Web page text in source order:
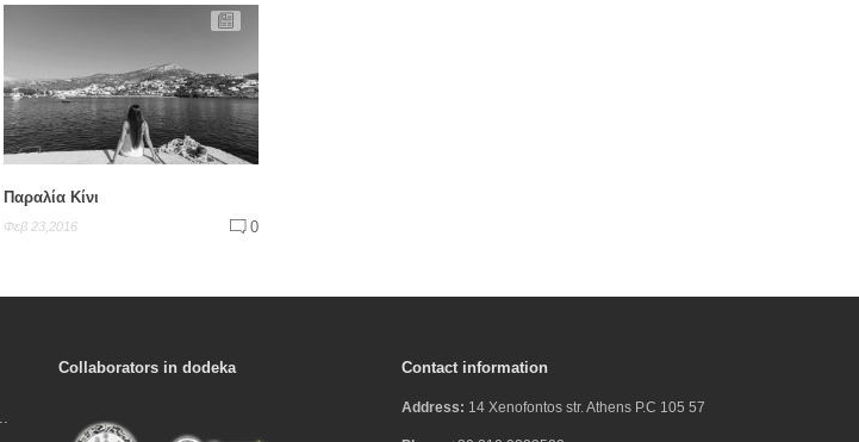
Παραλία Κίνι
Φεβ 23,2016 0
Collaborators in dodeka Contact information
Address: 14 Xenofontos str. Athens P.C 105 57